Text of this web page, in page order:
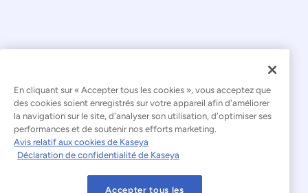
© 2026 Kaseya. Tous droits réservés.
Français
Déclaration relative à l'esclavage moderne
Mentions légales
En cliquant sur « Accepter tous les cookies », vous acceptez que
des cookies soient enregistrés sur votre appareil afin d'améliorer
la navigation sur le site, d'analyser son utilisation, d'optimiser ses
performances et de soutenir nos efforts marketing.
Avis relatif aux cookies de Kaseya
Déclaration de confidentialité de Kaseya
Accepter tous les